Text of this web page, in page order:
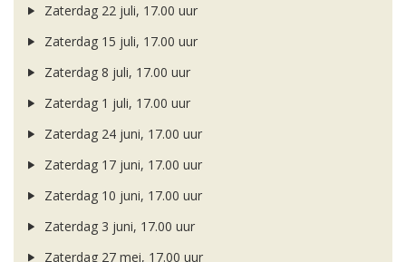
Zaterdag 22 juli, 17.00 uur
Zaterdag 15 juli, 17.00 uur
Zaterdag 8 juli, 17.00 uur
Zaterdag 1 juli, 17.00 uur
Zaterdag 24 juni, 17.00 uur
Zaterdag 17 juni, 17.00 uur
Zaterdag 10 juni, 17.00 uur
Zaterdag 3 juni, 17.00 uur
Zaterdag 27 mei, 17.00 uur